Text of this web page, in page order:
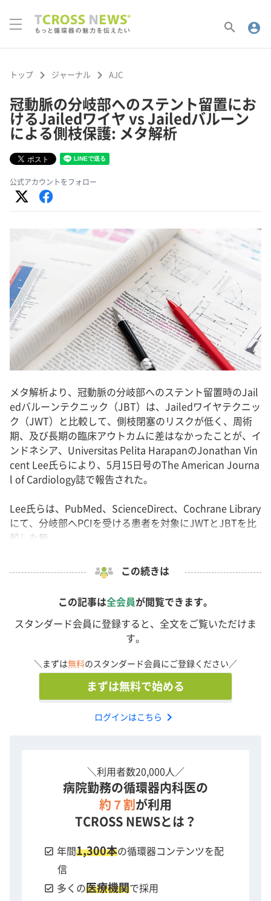
search account_circle
トップ keyboard_arrow_right ジャーナル keyboard_arrow_right AJC
冠動脈の分岐部へのステント留置にお
けるJailedワイヤ vs Jailedバルーン
による側枝保護: メタ解析
公式アカウントをフォロー
メタ解析より、冠動脈の分岐部へのステント留置時のJail
edバルーンテクニック（JBT）は、Jailedワイヤテクニッ
ク（JWT）と比較して、側枝閉塞のリスクが低く、周術
期、及び長期の臨床アウトカムに差はなかったことが、イ
ンドネシア、Universitas Pelita HarapanのJonathan Vin
cent Lee氏らにより、5月15日号のThe American Journa
l of Cardiology誌で報告された。
Lee氏らは、PubMed、ScienceDirect、Cochrane Library
にて、分岐部へPCIを受ける患者を対象にJWTとJBTを比
較した無...
この続きは
この記事は全会員が閲覧できます。
スタンダード会員に登録すると、全文をご覧いただけま
す。
＼まずは無料のスタンダード会員にご登録ください／
まずは無料で始める
ログインはこちら chevron_right
＼利用者数20,000人／
病院勤務の循環器内科医の
約７割 が利用
TCROSS NEWSとは？
check_box 年間1,300本の循環器コンテンツを配
信
check_box 多くの医療機関で採用